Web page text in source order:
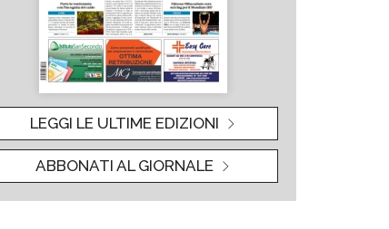
LEGGI LE ULTIME EDIZIONI
ABBONATI AL GIORNALE